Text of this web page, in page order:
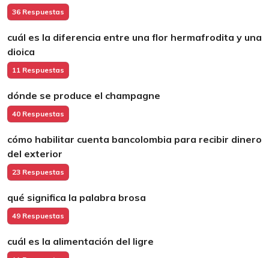
36 Respuestas
cuál es la diferencia entre una flor hermafrodita y una
dioica
11 Respuestas
dónde se produce el champagne
40 Respuestas
cómo habilitar cuenta bancolombia para recibir dinero
del exterior
23 Respuestas
qué significa la palabra brosa
49 Respuestas
cuál es la alimentación del ligre